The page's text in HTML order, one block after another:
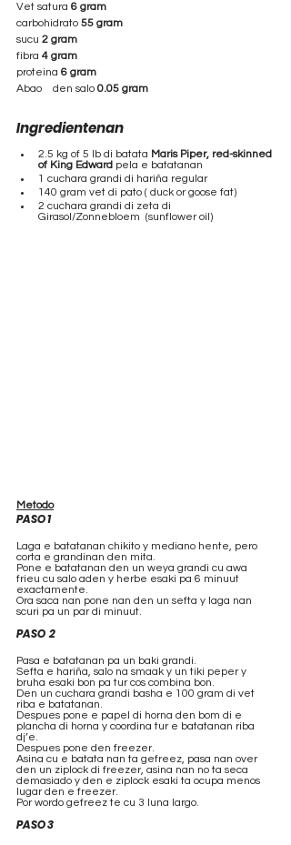
Vet satura 6 gram
carbohidrato 55 gram
sucu 2 gram
fibra 4 gram
proteina 6 gram
Abao	den salo 0.05 gram
Ingredientenan
2.5 kg of 5 lb di batata Maris Piper, red-skinned
of King Edward pela e batatanan
1 cuchara grandi di hariña regular
140 gram vet di pato ( duck or goose fat)
2 cuchara grandi di zeta di
Girasol/Zonnebloem  (sunflower oil)
Metodo
PASO 1
Laga e batatanan chikito y mediano hente, pero
corta e grandinan den mita.
Pone e batatanan den un weya grandi cu awa
frieu cu salo aden y herbe esaki pa 6 minuut
exactamente.
Ora saca nan pone nan den un sefta y laga nan
scuri pa un par di minuut.
PASO  2
Pasa e batatanan pa un baki grandi.
Sefta e hariña, salo na smaak y un tiki peper y
bruha esaki bon pa tur cos combina bon.
Den un cuchara grandi basha e 100 gram di vet
riba e batatanan.
Despues pone e papel di horna den bom di e
plancha di horna y coordina tur e batatanan riba
dj’e.
Despues pone den freezer.
Asina cu e batata nan ta gefreez, pasa nan over
den un ziplock di freezer, asina nan no ta seca
demasiado y den e ziplock esaki ta ocupa menos
lugar den e freezer.
Por wordo gefreez te cu 3 luna largo.
PASO 3